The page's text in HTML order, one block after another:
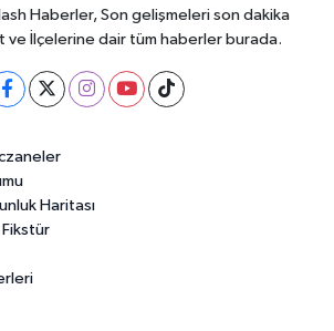
Haberler, Son gelişmeleri son dakika
ve İlçelerine dair tüm haberler burada.
Haritası
Fikstür